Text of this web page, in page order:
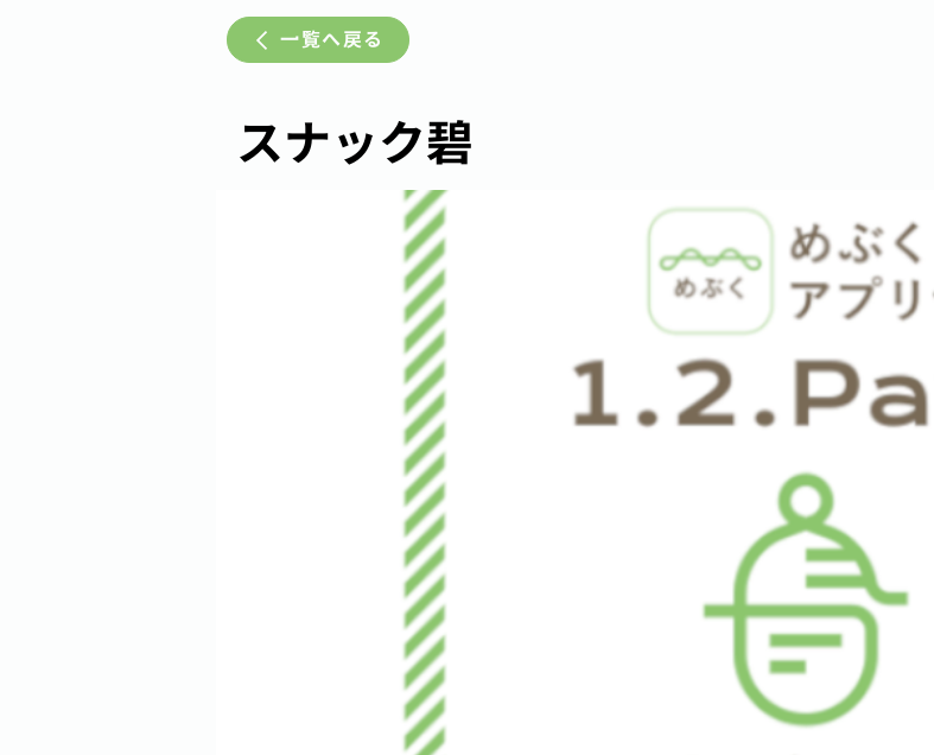
一覧へ戻る
スナック碧